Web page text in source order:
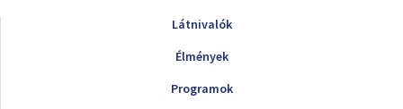
Látnivalók
Élmények
Programok